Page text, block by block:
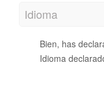
Idioma
Bien, has
Idioma